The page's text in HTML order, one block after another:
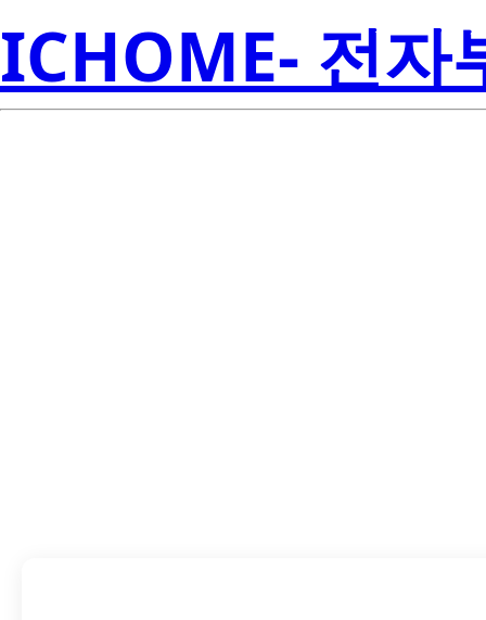
ICHOME- 전자